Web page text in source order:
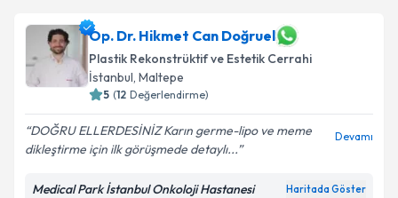
Op. Dr. Hikmet Can Doğruel
Plastik Rekonstrüktif ve Estetik Cerrahi
İstanbul, Maltepe
5 (12 Değerlendirme)
DOĞRU ELLERDESİNİZ Karın germe-lipo ve meme
dikleştirme için ilk görüşmede detaylı...
Devamı
Medical Park İstanbul Onkoloji Hastanesi Haritada Göster